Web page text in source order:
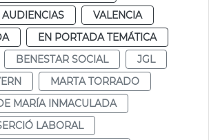
VALENCIA
EN PORTADA TEMÁTICA
BENESTAR SOCIAL
JGL
MARTA TORRADO
MARÍA INMACULADA
LABORAL